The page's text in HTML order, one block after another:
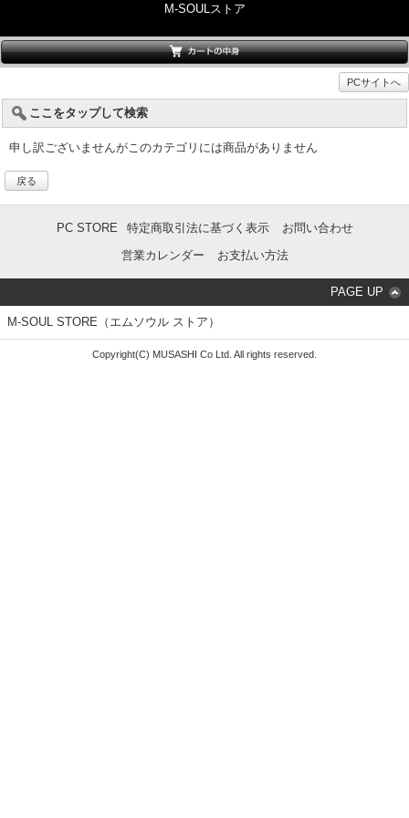
M-SOULストア
PCサイトへ
ここをタップして検索
申し訳ございませんがこのカテゴリには商品がありません
戻る
PC STORE 特定商取引法に基づく表示
お問い合わせ
営業カレンダー
お支払い方法
PAGE UP
M-SOUL STORE（エムソウル ストア）
Copyright(C) MUSASHI Co Ltd. All rights reserved.